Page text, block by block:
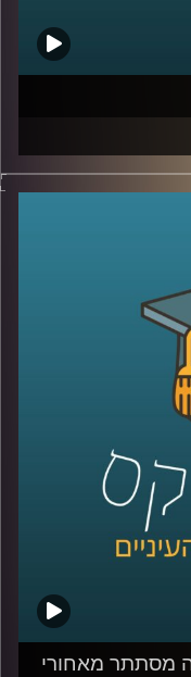
מקבל תשומת לב
על המפה
הלב הגלובלית
לזירה שבה מצטלבים
עשירה במשאבים
אותה לאבן
שנאבקות על
אורניום
האורניום
סביב המדינה.
אליי היום
לממשל, דיפלומטיה
מסתתר מאחורי